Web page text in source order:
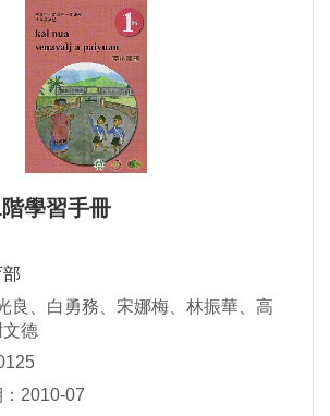
學習手冊
良、白勇務、宋娜梅、林振華、高
文德
2010-07